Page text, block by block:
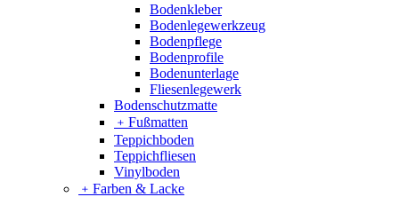
Bodenkleber
Bodenlegewerkzeug
Bodenpflege
Bodenprofile
Bodenunterlage
Fliesenlegewerk
Bodenschutzmatte
﹢ Fußmatten
Teppichboden
Teppichfliesen
Vinylboden
﹢ Farben & Lacke